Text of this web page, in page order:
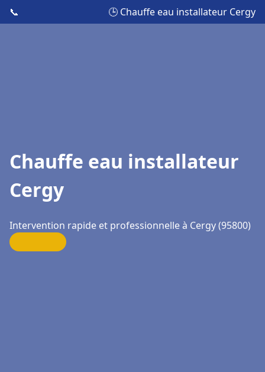
📞 🕒 Chauffe eau installateur Cergy
Chauffe eau installateur
Cergy
Intervention rapide et professionnelle à Cergy (95800)